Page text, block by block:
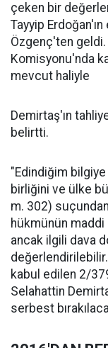
çeken bir
Tayyip
Özgenç'ten
Komisyonu'nda
mevcut haliyle
Demirtaş'ın
belirtti.
"Edindiğim
birliğini ve ülke
m. 302)
hükmünün maddi
ancak ilgili dava
kabul edilen 2/
Selahattin
serbest